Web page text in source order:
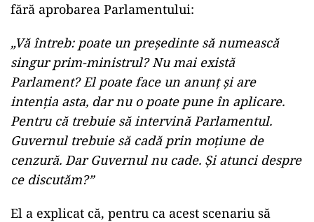
fără aprobarea Parlamentului:
„Vă întreb: poate un preşedinte să numească
singur prim-ministrul? Nu mai există
Parlament? El poate face un anunţ şi are
intenţia asta, dar nu o poate pune în aplicare.
Pentru că trebuie să intervină Parlamentul.
Guvernul trebuie să cadă prin moţiune de
cenzură. Dar Guvernul nu cade. Şi atunci despre
ce discutăm?”
El a explicat că, pentru ca acest scenariu să